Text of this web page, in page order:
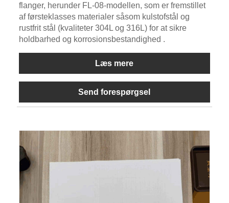
flanger, herunder FL-08-modellen, som er fremstillet
af førsteklasses materialer såsom kulstofstål og
rustfrit stål (kvaliteter 304L og 316L) for at sikre
holdbarhed og korrosionsbestandighed .
Læs mere
Send forespørgsel